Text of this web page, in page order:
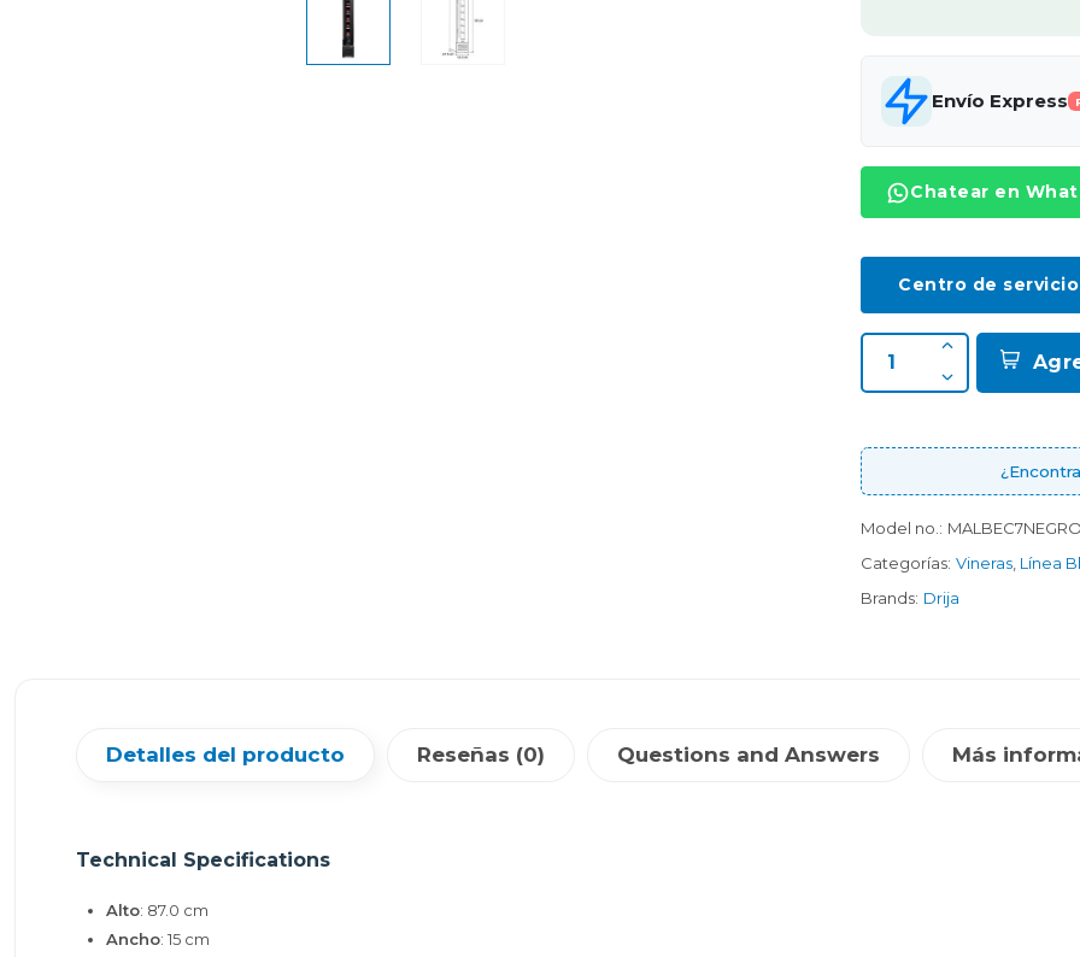
Envío Express
Chatear en
Centro de servicio
Model no.:
Categorías: Vineras Línea
Brands: Drija
Detalles del producto Reseñas (0) Questions and Answers Más
Technical Specifications
Alto: 87.0 cm
Ancho: 15 cm